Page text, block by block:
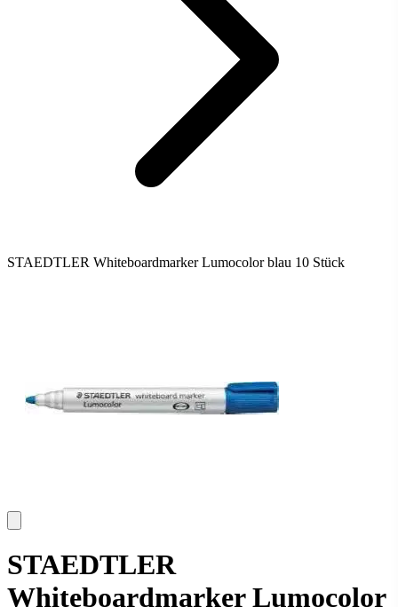
STAEDTLER Whiteboardmarker Lumocolor blau 10 Stück
STAEDTLER
Whiteboardmarker Lumocolor